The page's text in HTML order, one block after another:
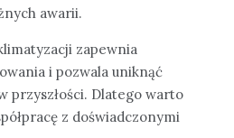
awarii.
zapewnia
i pozwala uniknąć
przyszłości. Dlatego warto
z doświadczonymi